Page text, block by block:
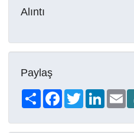
Alıntı
Paylaş
Share FacebookTwitter